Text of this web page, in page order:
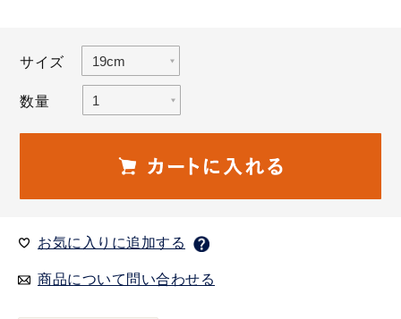
サイズ
数量
お気に入りに追加する
商品について問い合わせる